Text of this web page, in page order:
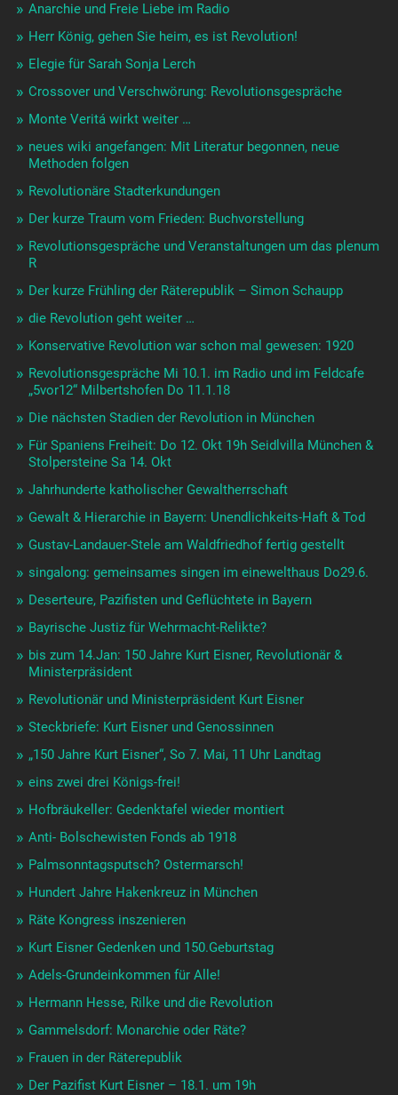
Anarchie und Freie Liebe im Radio
Herr König, gehen Sie heim, es ist Revolution!
Elegie für Sarah Sonja Lerch
Crossover und Verschwörung: Revolutionsgespräche
Monte Veritá wirkt weiter …
neues wiki angefangen: Mit Literatur begonnen, neue
Methoden folgen
Revolutionäre Stadterkundungen
Der kurze Traum vom Frieden: Buchvorstellung
Revolutionsgespräche und Veranstaltungen um das plenum
R
Der kurze Frühling der Räterepublik – Simon Schaupp
die Revolution geht weiter …
Konservative Revolution war schon mal gewesen: 1920
Revolutionsgespräche Mi 10.1. im Radio und im Feldcafe
„5vor12“ Milbertshofen Do 11.1.18
Die nächsten Stadien der Revolution in München
Für Spaniens Freiheit: Do 12. Okt 19h Seidlvilla München &
Stolpersteine Sa 14. Okt
Jahrhunderte katholischer Gewaltherrschaft
Gewalt & Hierarchie in Bayern: Unendlichkeits-Haft & Tod
Gustav-Landauer-Stele am Waldfriedhof fertig gestellt
singalong: gemeinsames singen im einewelthaus Do29.6.
Deserteure, Pazifisten und Geflüchtete in Bayern
Bayrische Justiz für Wehrmacht-Relikte?
bis zum 14.Jan: 150 Jahre Kurt Eisner, Revolutionär &
Ministerpräsident
Revolutionär und Ministerpräsident Kurt Eisner
Steckbriefe: Kurt Eisner und Genossinnen
„150 Jahre Kurt Eisner“, So 7. Mai, 11 Uhr Landtag
eins zwei drei Königs-frei!
Hofbräukeller: Gedenktafel wieder montiert
Anti- Bolschewisten Fonds ab 1918
Palmsonntagsputsch? Ostermarsch!
Hundert Jahre Hakenkreuz in München
Räte Kongress inszenieren
Kurt Eisner Gedenken und 150.Geburtstag
Adels-Grundeinkommen für Alle!
Hermann Hesse, Rilke und die Revolution
Gammelsdorf: Monarchie oder Räte?
Frauen in der Räterepublik
Der Pazifist Kurt Eisner – 18.1. um 19h